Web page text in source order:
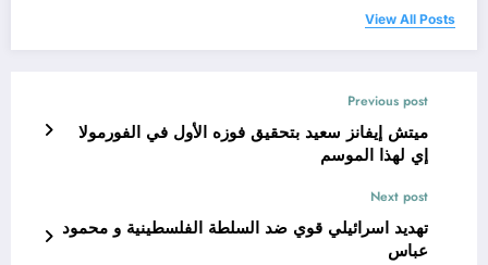
View All Posts
Previous post
ميتش إيفانز سعيد بتحقيق فوزه الأول في الفورمولا
إي لهذا الموسم
Next post
تهديد اسرائيلي قوي ضد السلطة الفلسطينية و محمود
عباس